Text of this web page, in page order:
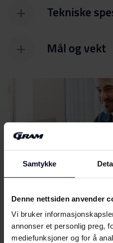
Samtykke
Denne nettsiden anvender
Vi bruker
annonser et personlig preg,
mediefunksjoner og for å
Tekniske
Mål og vekt
FilerLast ned
Energimerke
Produktdatablad